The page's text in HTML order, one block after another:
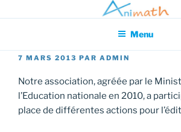
au
principal
Association pour l'Animation en
Menu
PUBLIÉ
7 MARS 2013 PAR ADMIN
Notre association, agréée par le
l’Education nationale en 2010, a
place de différentes actions pour